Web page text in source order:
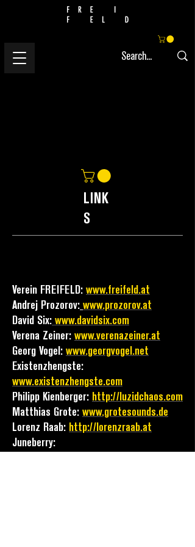
LINK
S
Verein FREIFELD: www.freifeld.at
Andrej Prozorov: www.prozorov.at
David Six: www.davidsix.com
Verena Zeiner: www.verenazeiner.at
Georg Vogel: www.georgvogel.net
Existenzhengste:
www.existenzhengste.com
Philipp Kienberger: http://luzidchaos.com
Matthias Grote: www.grotesounds.de
Lorenz Raab: http://lorenzraab.at
Juneberry: